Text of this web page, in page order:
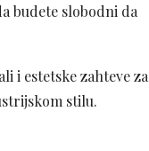
budete slobodni da
i estetske zahteve za
stilu.